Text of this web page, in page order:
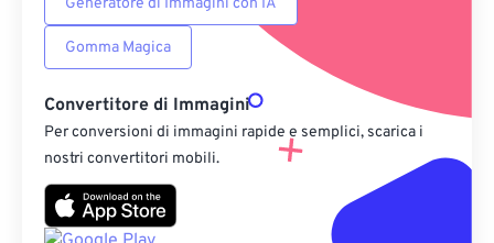
Generatore di Immagini con IA
Gomma Magica
Convertitore di Immagini
Per conversioni di immagini rapide e semplici, scarica i
nostri convertitori mobili.